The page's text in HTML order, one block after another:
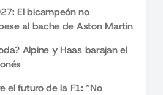
El bicampeón no
al bache de Aston Martin
Alpine y Haas barajan el
el futuro de la F1: “No